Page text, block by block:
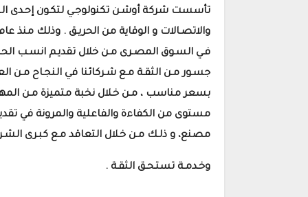
تأسست شركة أوشـن تكنولوجـي لتكـون إحـدى
فـي السـوق المصـرى مـن خلال تقديـم انسـب
جسـور مـن الثقـة مـع شـركائنا في النجـاح مـن
بسعر مناسب ، مـن خـلال نخبة متميزة مـن
مستوى من الكفاءة والفاعلية والمرونة في
مصنع، و ذلـك مـن خـلال التعاقد مـع كبـرى
وخـدمـة تستـحـق الثقـة .